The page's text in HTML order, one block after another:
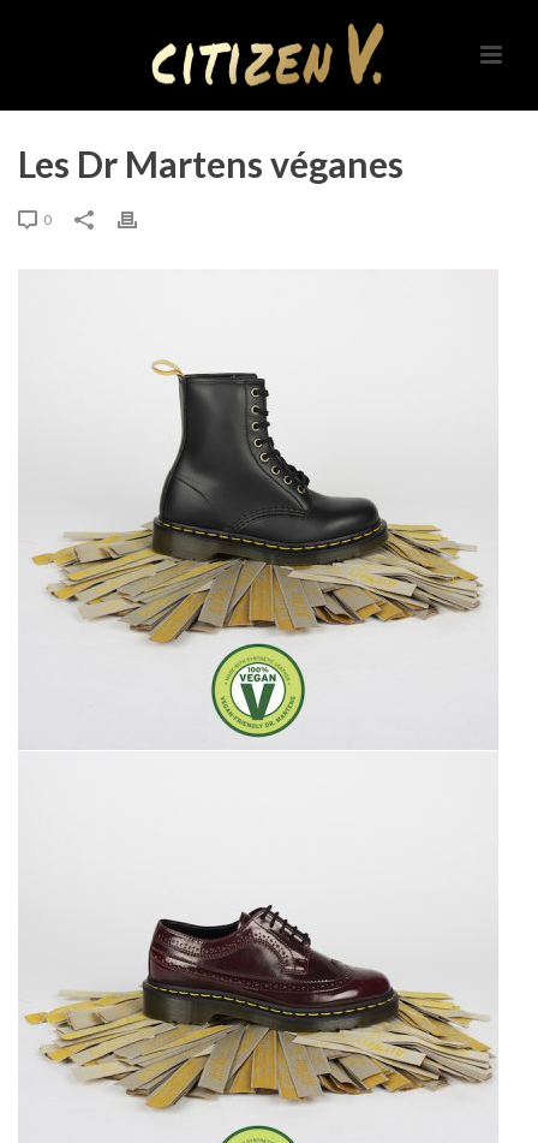
Les Dr Martens véganes
0